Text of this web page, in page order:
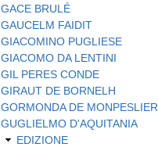
GACE BRULÉ
GAUCELM FAIDIT
GIACOMINO PUGLIESE
GIACOMO DA LENTINI
GIL PERES CONDE
GIRAUT DE BORNELH
GORMONDA DE MONPESLIER
GUGLIELMO D'AQUITANIA
EDIZIONE